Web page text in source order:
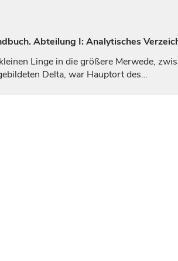
Abteilung I: Analytisches
Linge in die größere Merwede,
Delta, war Hauptort des…